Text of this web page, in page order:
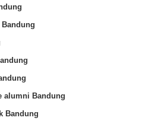
alumni Bandung
Bandung